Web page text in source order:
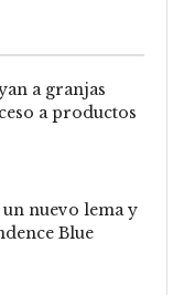
a granjas
a productos
un nuevo lema y
Blue